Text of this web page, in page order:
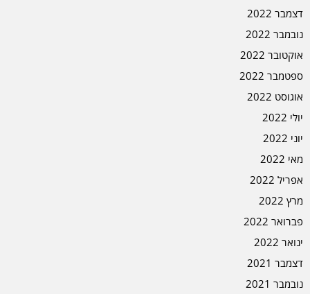
דצמבר 2022
נובמבר 2022
אוקטובר 2022
ספטמבר 2022
אוגוסט 2022
יולי 2022
יוני 2022
מאי 2022
אפריל 2022
מרץ 2022
פברואר 2022
ינואר 2022
דצמבר 2021
נובמבר 2021